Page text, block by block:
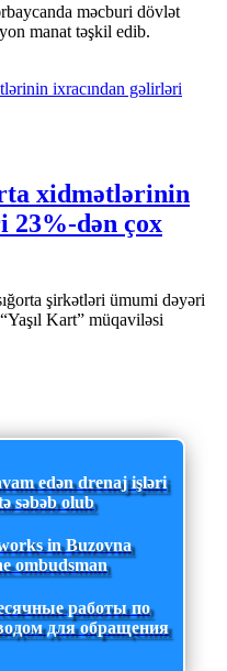
məcburi dövlət
manat təşkil edib.
xidmətlərinin
23%-dən çox
şirkətləri ümumi dəyəri
Kart” müqaviləsi
edən drenaj işləri
səbəb olub
in Buzovna
ombudsman
работы по
для обращения